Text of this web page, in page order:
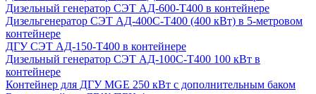
Дизельный генератор СЭТ АД-600-Т400 в контейнере
Дизельгенератор СЭТ АД-400С-Т400 (400 кВт) в 5-метровом
контейнере
ДГУ СЭТ АД-150-Т400 в контейнере
Дизельный генератор СЭТ АД-100С-Т400 100 кВт в
контейнере
Контейнер для ДГУ MGE 250 кВт с дополнительным баком